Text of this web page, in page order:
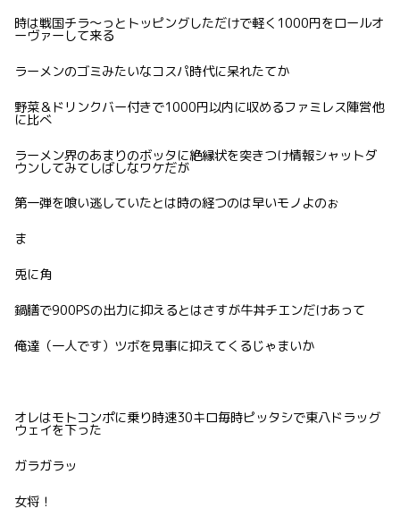
時は戦国チラ〜っとトッピングしただけで軽く1000円をロールオ
ーヴァーして来る
ラーメンのゴミみたいなコスパ時代に呆れたてか
野菜＆ドリンクバー付きで1000円以内に収めるファミレス陣営他
に比べ
ラーメン界のあまりのボッタに絶縁状を突きつけ情報シャットダ
ウンしてみてしばしなワケだが
第一弾を喰い逃していたとは時の経つのは早いモノよのぉ
ま
兎に角
鍋膳で900PSの出力に抑えるとはさすが牛丼チエンだけあって
俺達（一人です）ツボを見事に抑えてくるじゃまいか
オレはモトコンポに乗り時速30キロ毎時ピッタシで東八ドラッグ
ウェイを下った
ガラガラッ
女将！